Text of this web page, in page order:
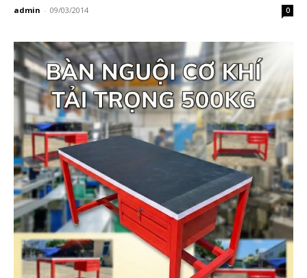
admin - 09/03/2014 0